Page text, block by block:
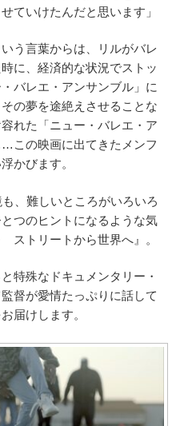
ていけたんだと思います」
う言葉からは、リルがバレ
に、経済的な状況でストッ
バレエ・アンサンブル」に
の夢を途絶えさせることな
れた「ニュー・バレエ・ア
この映画に出てきたメンフ
かびます。
、難しいところがいろいろ
つのヒントになるような気
ストリートから世界へ』。
特殊なドキュメンタリー・
督が愛情たっぷりに話して
届けします。